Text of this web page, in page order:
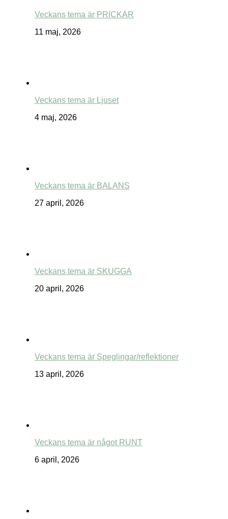
Veckans tema är PRICKAR
11 maj, 2026
Veckans tema är Ljuset
4 maj, 2026
Veckans tema är BALANS
27 april, 2026
Veckans tema är SKUGGA
20 april, 2026
Veckans tema är Speglingar/reflektioner
13 april, 2026
Veckans tema är något RUNT
6 april, 2026